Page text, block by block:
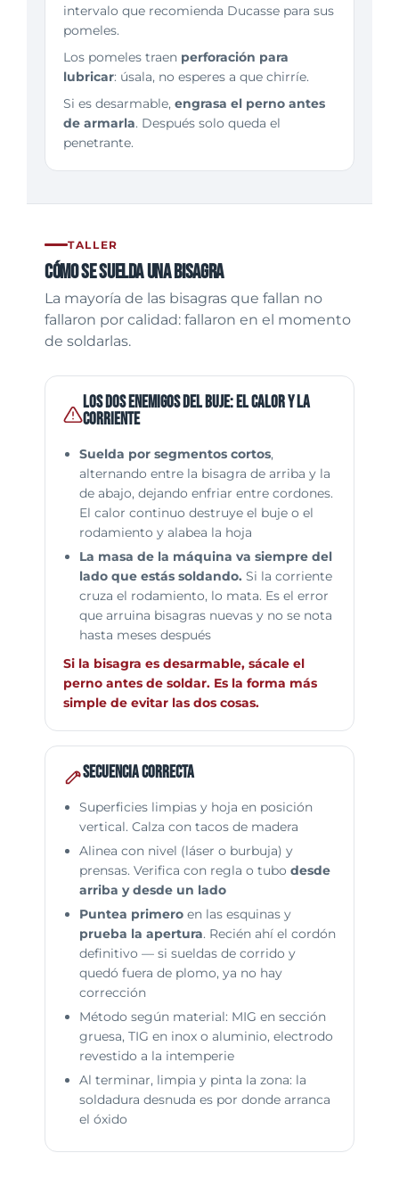
intervalo que recomienda Ducasse para sus
pomeles.
Los pomeles traen perforación para
lubricar: úsala, no esperes a que chirríe.
Si es desarmable, engrasa el perno antes
de armarla. Después solo queda el
penetrante.
TALLER
Cómo se suelda una bisagra
La mayoría de las bisagras que fallan no
fallaron por calidad: fallaron en el momento
de soldarlas.
Los dos enemigos del buje: el calor y la
corriente
Suelda por segmentos cortos,
alternando entre la bisagra de arriba y la
de abajo, dejando enfriar entre cordones.
El calor continuo destruye el buje o el
rodamiento y alabea la hoja
La masa de la máquina va siempre del
lado que estás soldando. Si la corriente
cruza el rodamiento, lo mata. Es el error
que arruina bisagras nuevas y no se nota
hasta meses después
Si la bisagra es desarmable, sácale el
perno antes de soldar. Es la forma más
simple de evitar las dos cosas.
Secuencia correcta
Superficies limpias y hoja en posición
vertical. Calza con tacos de madera
Alinea con nivel (láser o burbuja) y
prensas. Verifica con regla o tubo desde
arriba y desde un lado
Puntea primeroen las esquinas y
prueba la apertura. Recién ahí el cordón
definitivo — si sueldas de corrido y
quedó fuera de plomo, ya no hay
corrección
Método según material: MIG en sección
gruesa, TIG en inox o aluminio, electrodo
revestido a la intemperie
Al terminar, limpia y pinta la zona: la
soldadura desnuda es por donde arranca
el óxido